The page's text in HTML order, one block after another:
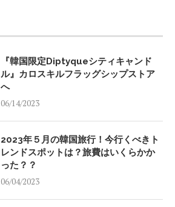
『韓国限定Diptyqueシティキャンド
ル』カロスキルフラッグシップストア
へ
06/14/2023
2023年５月の韓国旅行！今行くべきト
レンドスポットは？旅費はいくらかか
った？？
06/04/2023